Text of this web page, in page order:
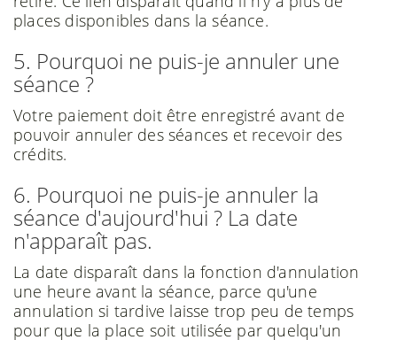
places disponibles dans la séance.
5. Pourquoi ne puis-je annuler une
séance ?
Votre paiement doit être enregistré avant de
pouvoir annuler des séances et recevoir des
crédits.
6. Pourquoi ne puis-je annuler la
séance d'aujourd'hui ? La date
n'apparaît pas.
La date disparaît dans la fonction d'annulation
une heure avant la séance, parce qu'une
annulation si tardive laisse trop peu de temps
pour que la place soit utilisée par quelqu'un